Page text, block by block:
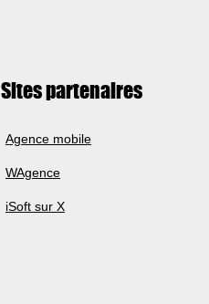
Sites partenaires
Agence mobile
WAgence
iSoft sur X